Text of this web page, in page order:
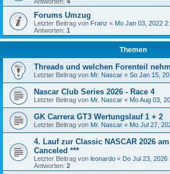
Forums Umzug
Letzter Beitrag von Franz « Mo Jan 03, 2022
Antworten: 1
Themen
Threads und welchen Forenteil
Letzter Beitrag von Mr. Nascar « So Jan 15,
Nascar Club Series 2026 - Race 4
Letzter Beitrag von Mr. Nascar « Mo Aug 03,
GK Carrera GT3 Wertungslauf 1 + 2
Letzter Beitrag von Mr. Nascar « Mo Jul 27,
4. Lauf zur Classic NASCAR 2026
Canceled ***
Letzter Beitrag von leonardo « Do Jul 23, 2026
Antworten: 2